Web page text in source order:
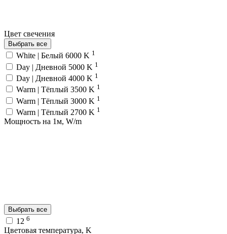
Цвет свечения
Выбрать все
White | Белый 6000 K 1
Day | Дневной 5000 K 1
Day | Дневной 4000 K 1
Warm | Тёплый 3500 K 1
Warm | Тёплый 3000 K 1
Warm | Тёплый 2700 K 1
Мощность на 1м, W/m
Выбрать все
12 6
Цветовая температура, K